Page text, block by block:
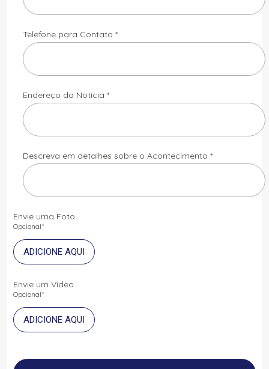
Telefone para Contato *
Endereço da Notícia *
Descreva em detalhes sobre o Acontecimento *
Envie uma Foto
Opcional*
ADICIONE AQUI
Envie um Vídeo
Opcional*
ADICIONE AQUI